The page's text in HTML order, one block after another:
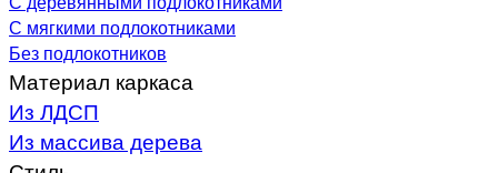
С мягкими подлокотниками
Без подлокотников
Материал каркаса
Из ЛДСП
Из массива дерева